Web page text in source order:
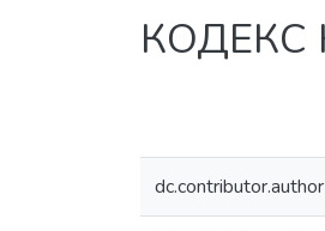
КОДЕКС
dc.contributor.author